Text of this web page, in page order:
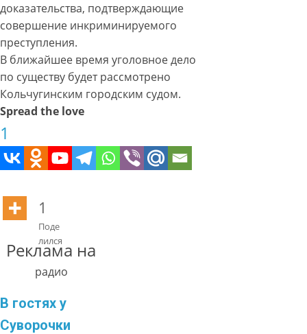
доказательства, подтверждающие
совершение инкриминируемого
преступления.
В ближайшее время уголовное дело
по существу будет рассмотрено
Кольчугинским городским судом.
Spread the love
1
1
Поде
лился
Реклама на
радио
В гостях у
Суворочки